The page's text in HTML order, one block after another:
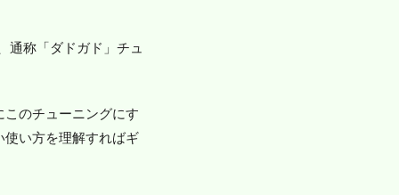
通称「ダドガド」チュ
のチューニングにす
使い方を理解すればギ